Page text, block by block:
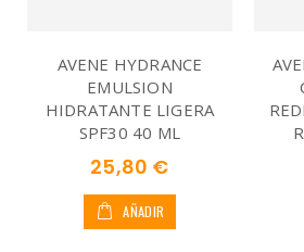
AVENE HYDRANCE
EMULSION
HIDRATANTE LIGERA
SPF30 40 ML
25,80 €
AÑADIR